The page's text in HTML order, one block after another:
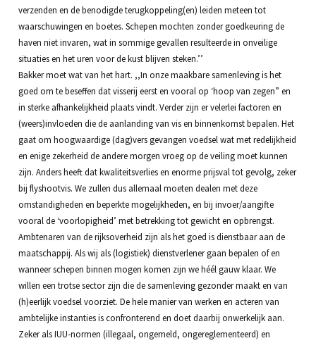
verzenden en de benodigde terugkoppeling(en) leiden meteen tot
waarschuwingen en boetes. Schepen mochten zonder goedkeuring de
haven niet invaren, wat in sommige gevallen resulteerde in onveilige
situaties en het uren voor de kust blijven steken.’’
Bakker moet wat van het hart. ,,In onze maakbare samenleving is het
goed om te beseffen dat visserij eerst en vooral op ‘hoop van zegen” en
in sterke afhankelijkheid plaats vindt. Verder zijn er velerlei factoren en
(weers)invloeden die de aanlanding van vis en binnenkomst bepalen. Het
gaat om hoogwaardige (dag)vers gevangen voedsel wat met redelijkheid
en enige zekerheid de andere morgen vroeg op de veiling moet kunnen
zijn. Anders heeft dat kwaliteitsverlies en enorme prijsval tot gevolg, zeker
bij flyshootvis. We zullen dus allemaal moeten dealen met deze
omstandigheden en beperkte mogelijkheden, en bij invoer/aangifte
vooral de ‘voorlopigheid’ met betrekking tot gewicht en opbrengst.
Ambtenaren van de rijksoverheid zijn als het goed is dienstbaar aan de
maatschappij. Als wij als (logistiek) dienstverlener gaan bepalen of en
wanneer schepen binnen mogen komen zijn we héél gauw klaar. We
willen een trotse sector zijn die de samenleving gezonder maakt en van
(h)eerlijk voedsel voorziet. De hele manier van werken en acteren van
ambtelijke instanties is confronterend en doet daarbij onwerkelijk aan.
Zeker als IUU-normen (illegaal, ongemeld, ongereglementeerd) en